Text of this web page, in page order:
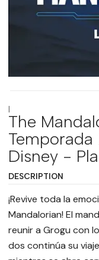
|
The
Disney -
DESCRIPTION
¡Revive toda la
Mandalorian! El
reunir a Grogu con
dos continúa su